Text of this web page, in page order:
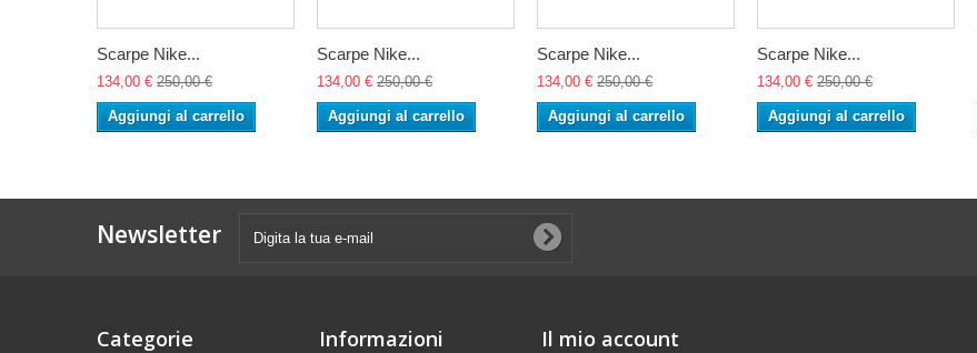
Scarpe Nike...
134,00 € 250,00 €
Aggiungi al carrello
Scarpe Nike...
134,00 € 250,00 €
Aggiungi al carrello
Scarpe Nike...
134,00 € 250,00 €
Aggiungi al carrello
Scarpe Nike...
134,00 € 250,00 €
Aggiungi al carrello
Newsletter
Categorie Informazioni Il mio account